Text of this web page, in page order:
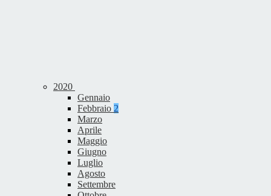
2020
Gennaio
Febbraio 2
Marzo
Aprile
Maggio
Giugno
Luglio
Agosto
Settembre